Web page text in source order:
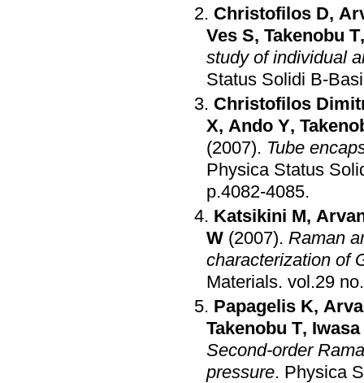
Christofilos D,
Ves S, Takenobu T
study of individual
Status Solidi B-
Christofilos
X, Ando Y,
(2007). Tube
Physica Status
p.4082-4085.
Katsikini M,
W (2007). Raman
characterization of
Materials.
Papagelis K,
Takenobu T, Iwasa
Second-order
pressure. Physica